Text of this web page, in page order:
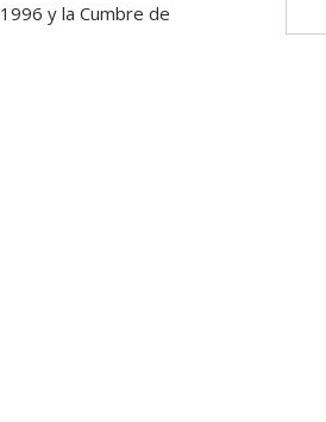
y la Cumbre de